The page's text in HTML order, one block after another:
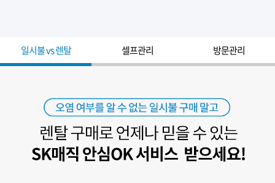
일시불 vs 렌탈 셀프관리 방문관리